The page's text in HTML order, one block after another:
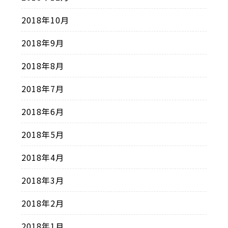
2018年10月
2018年9月
2018年8月
2018年7月
2018年6月
2018年5月
2018年4月
2018年3月
2018年2月